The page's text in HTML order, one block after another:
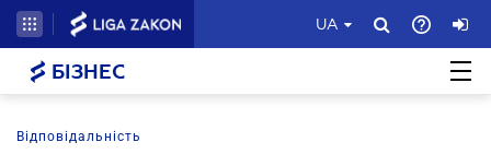
UA
БІЗНЕС
Відповідальність